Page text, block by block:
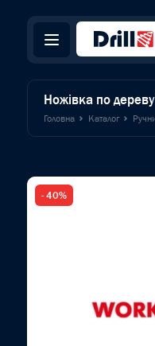
Ножівка по
Головна Каталог
- 40%